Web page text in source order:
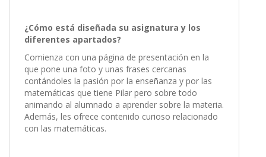
¿Cómo está diseñada su asignatura y los
diferentes apartados?
Comienza con una página de presentación en la
que pone una foto y unas frases cercanas
contándoles la pasión por la enseñanza y por las
matemáticas que tiene Pilar pero sobre todo
animando al alumnado a aprender sobre la materia.
Además, les ofrece contenido curioso relacionado
con las matemáticas.